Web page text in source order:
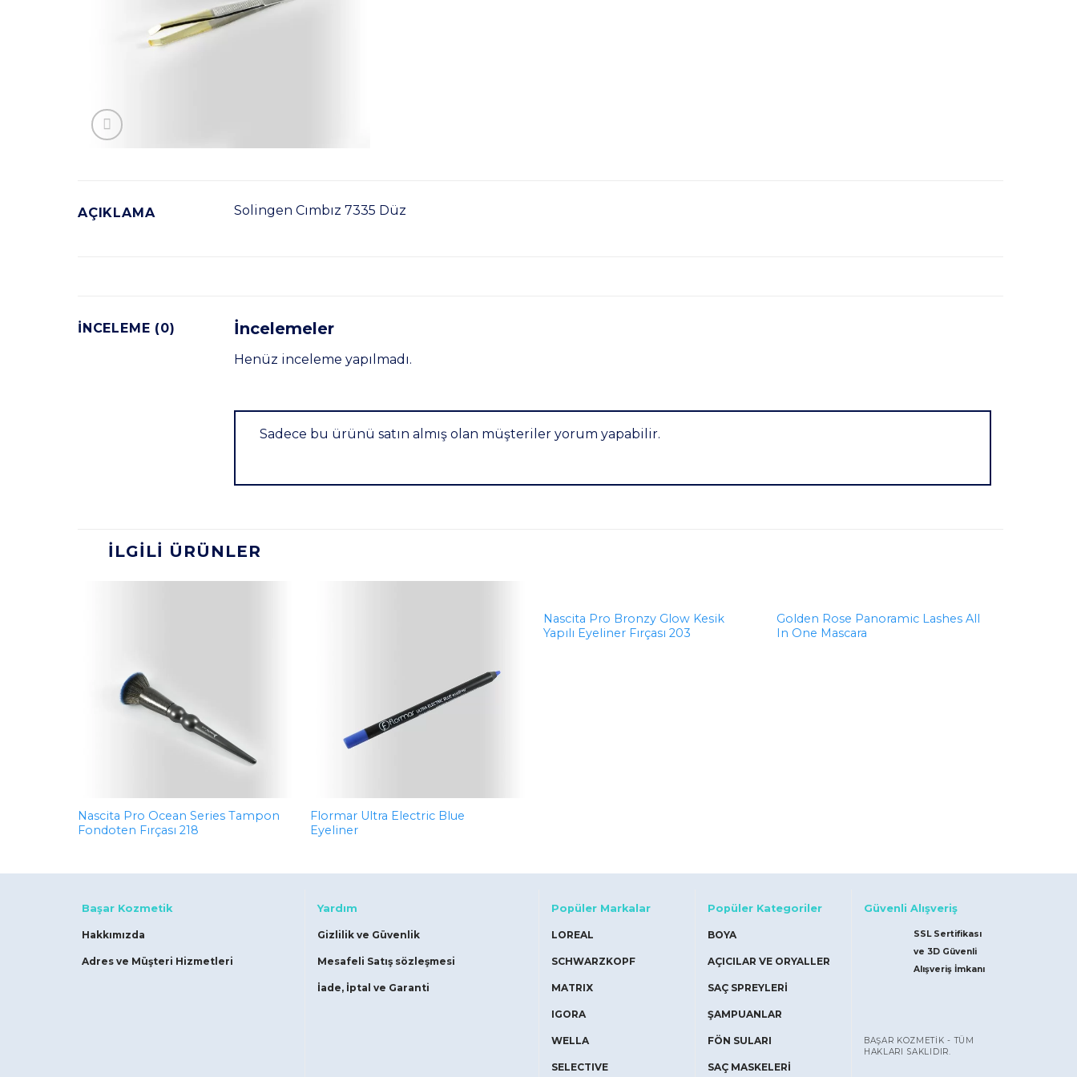
AÇIKLAMA Solingen Cımbız 7335 Düz
İNCELEME (0) İncelemeler
Henüz inceleme yapılmadı.
Sadece bu ürünü satın almış olan müşteriler yorum yapabilir.
İLGILI ÜRÜNLER
Nascita Pro Ocean Series Tampon
Fondoten Fırçası 218
Flormar Ultra Electric Blue
Eyeliner
Nascita Pro Bronzy Glow Kesik
Yapılı Eyeliner Fırçası 203
Golden Rose Panoramic Lashes All
In One Mascara
Başar Kozmetik
Hakkımızda
Adres ve Müşteri Hizmetleri
Yardım
Gizlilik ve Güvenlik
Mesafeli Satış sözleşmesi
İade, İptal ve Garanti
Popüler Markalar
LOREAL
SCHWARZKOPF
MATRIX
IGORA
WELLA
SELECTIVE
Popüler Kategoriler
BOYA
AÇICILAR VE ORYALLER
SAÇ SPREYLERİ
ŞAMPUANLAR
FÖN SULARI
SAÇ MASKELERİ
Güvenli Alışveriş
SSL Sertifikası
ve 3D Güvenli
Alışveriş İmkanı
BAŞAR KOZMETİK - TÜM
HAKLARI SAKLIDIR.